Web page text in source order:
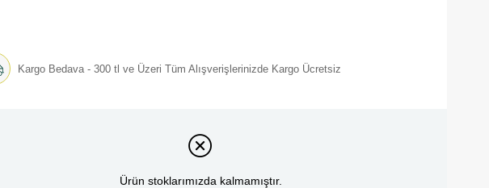
Kargo Bedava - 300 tl ve Üzeri Tüm Alışverişlerinizde Kargo Ücretsiz
Ürün stoklarımızda kalmamıştır.